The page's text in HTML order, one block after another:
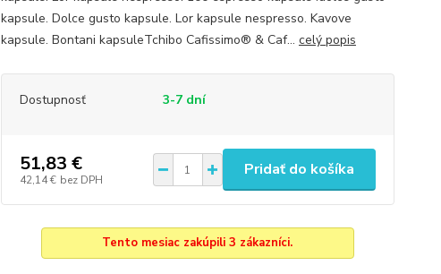
kapsule. Dolce gusto kapsule. Lor kapsule nespresso. Kavove
kapsule. Bontani kapsuleTchibo Cafissimo® & Caf... celý popis
Dostupnosť 3-7 dní
51,83 €
42,14 € bez DPH
Pridať do košíka
Tento mesiac zakúpili 3 zákazníci.